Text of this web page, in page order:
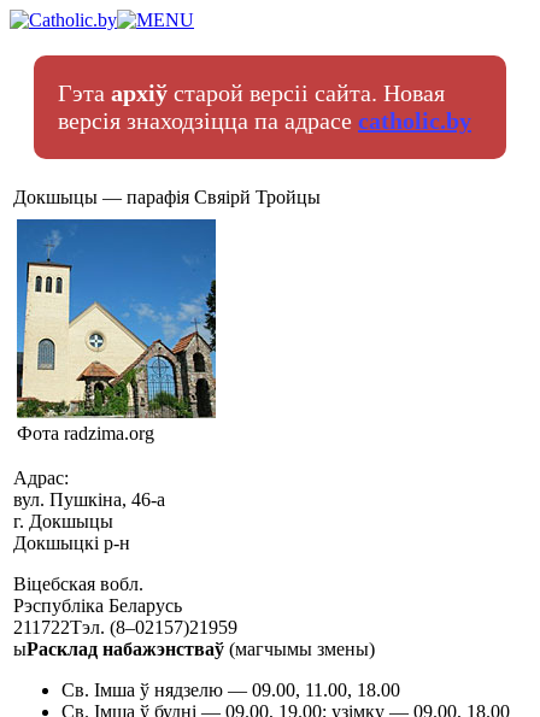
Гэта архіў старой версіі сайта. Новая
версія знаходзіцца па адрасе catholic.by
Докшыцы — парафія Свяірй Тройцы
Фота radzima.org
Адрас:
вул. Пушкіна, 46-а
г. Докшыцы
Докшыцкі р-н
Віцебская вобл.
Рэспубліка Беларусь
211722Тэл. (8–02157)21959
ыРасклад набажэнстваў (магчымы змены)
Св. Імша ў нядзелю — 09.00, 11.00, 18.00
Св. Імша ў будні — 09.00, 19.00; узімку — 09.00, 18.00